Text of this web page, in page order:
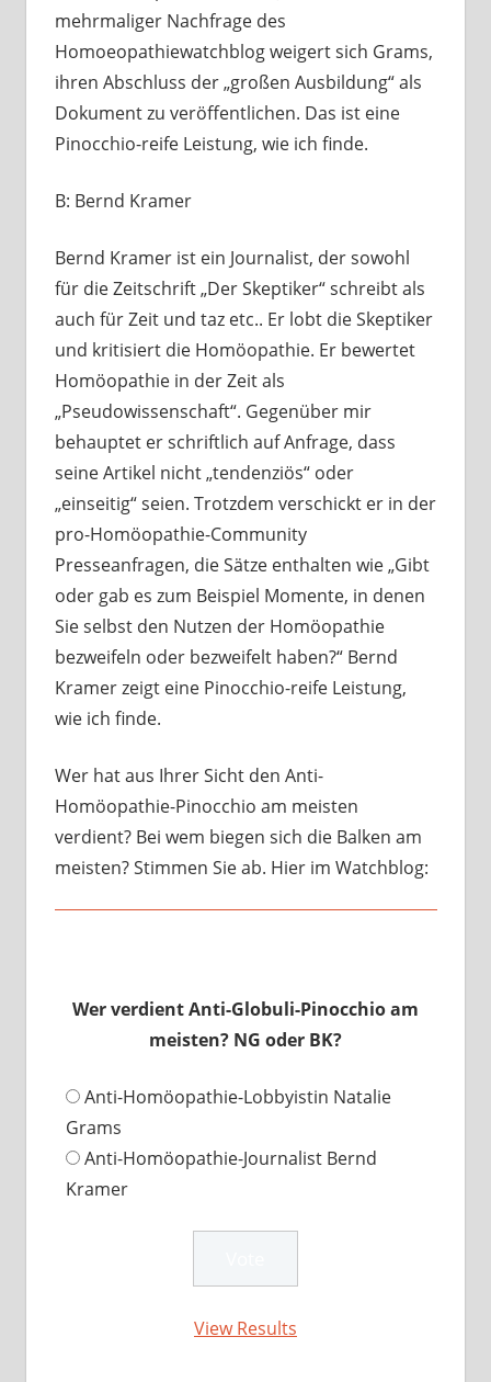
mehrmaliger Nachfrage des
Homoeopathiewatchblog weigert sich Grams,
ihren Abschluss der „großen Ausbildung“ als
Dokument zu veröffentlichen. Das ist eine
Pinocchio-reife Leistung, wie ich finde.
B: Bernd Kramer
Bernd Kramer ist ein Journalist, der sowohl
für die Zeitschrift „Der Skeptiker“ schreibt als
auch für Zeit und taz etc.. Er lobt die Skeptiker
und kritisiert die Homöopathie. Er bewertet
Homöopathie in der Zeit als
„Pseudowissenschaft“. Gegenüber mir
behauptet er schriftlich auf Anfrage, dass
seine Artikel nicht „tendenziös“ oder
„einseitig“ seien. Trotzdem verschickt er in der
pro-Homöopathie-Community
Presseanfragen, die Sätze enthalten wie „Gibt
oder gab es zum Beispiel Momente, in denen
Sie selbst den Nutzen der Homöopathie
bezweifeln oder bezweifelt haben?“ Bernd
Kramer zeigt eine Pinocchio-reife Leistung,
wie ich finde.
Wer hat aus Ihrer Sicht den Anti-
Homöopathie-Pinocchio am meisten
verdient? Bei wem biegen sich die Balken am
meisten? Stimmen Sie ab. Hier im Watchblog:
Wer verdient Anti-Globuli-Pinocchio am
meisten? NG oder BK?
Anti-Homöopathie-Lobbyistin Natalie
Grams
Anti-Homöopathie-Journalist Bernd
Kramer
View Results